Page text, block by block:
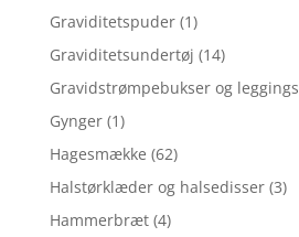
Graviditetspuder (1)
Graviditetsundertøj (14)
Gravidstrømpebukser og leggings
Gynger (1)
Hagesmække (62)
Halstørklæder og halsedisser (3)
Hammerbræt (4)